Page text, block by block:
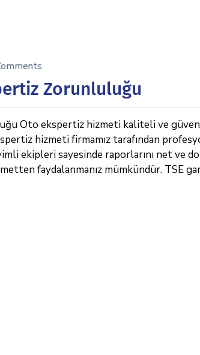
Zorunluluğu
Oto ekspertiz hizmeti kaliteli ve
hizmeti firmamız tarafından
ekipleri sayesinde raporlarını net ve
faydalanmanız mümkündür. TSE